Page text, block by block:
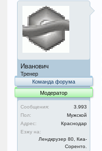
Иванович
Тренер
Команда форума
Модератор
Сообщения:
3.993
Пол:
Мужской
Адрес:
Краснодар
Езжу на:
Лендкрузер 80, Киа-
Соренто.